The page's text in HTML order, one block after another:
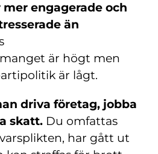
engagerade och
än
är högt men
är lågt.
driva företag, jobba
skatt.Du omfattas
har gått ut